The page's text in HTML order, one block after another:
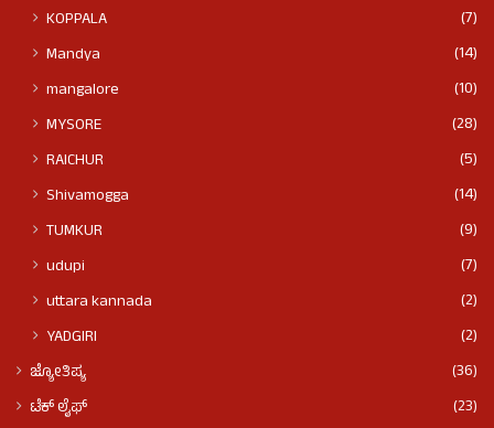
KOPPALA
(7)
Mandya
(14)
mangalore
(10)
MYSORE
(28)
RAICHUR
(5)
Shivamogga
(14)
TUMKUR
(9)
udupi
(7)
uttara kannada
(2)
YADGIRI
(2)
ಜ್ಯೋತಿಷ್ಯ
(36)
ಟೆಕ್ ಲೈಫ್
(23)